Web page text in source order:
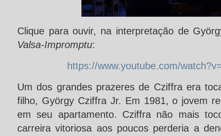
Clique para ouvir, na interpretação de
Valsa-Impromptu:
https://www.youtube.com/
Um dos grandes prazeres de Cziffra era
filho, György Cziffra Jr. Em 1981, o jovem
em seu apartamento. Cziffra não mais
carreira vitoriosa aos poucos perderia a